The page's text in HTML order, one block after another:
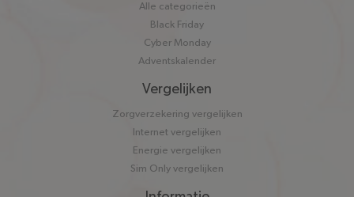
Alle categorieën
Black Friday
Cyber Monday
Adventskalender
Vergelijken
Zorgverzekering vergelijken
Internet vergelijken
Energie vergelijken
Sim Only vergelijken